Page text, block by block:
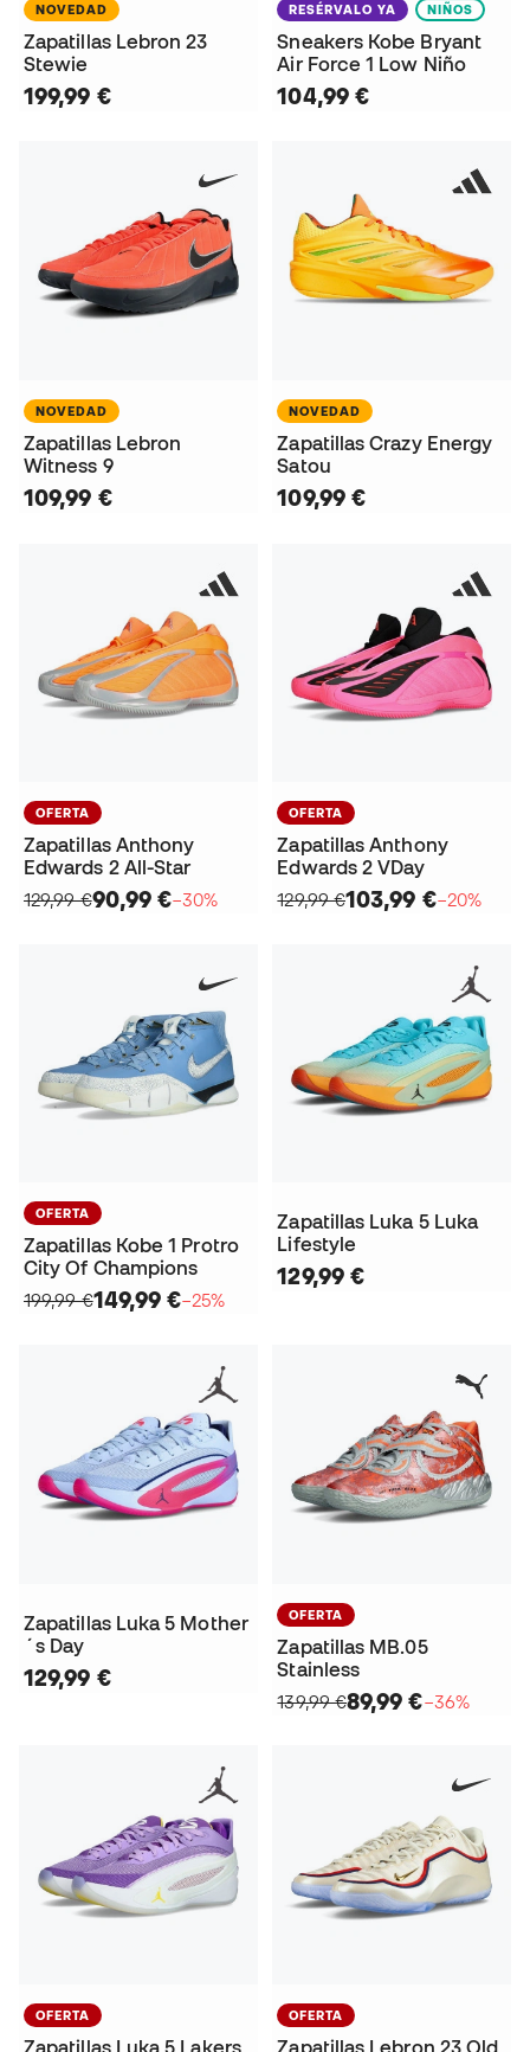
NOVEDAD
Zapatillas Lebron 23
Stewie
199,99 €
RESÉRVALO YA NIÑOS
Sneakers Kobe Bryant
Air Force 1 Low Niño
104,99 €
NOVEDAD
Zapatillas Lebron
Witness 9
109,99 €
NOVEDAD
Zapatillas Crazy Energy
Satou
109,99 €
OFERTA
Zapatillas Anthony
Edwards 2 All-Star
129,99 €90,99 €−30%
OFERTA
Zapatillas Anthony
Edwards 2 VDay
129,99 €103,99 €−20%
OFERTA
Zapatillas Kobe 1 Protro
City Of Champions
199,99 €149,99 €−25%
Zapatillas Luka 5 Luka
Lifestyle
129,99 €
Zapatillas Luka 5 Mother
´s Day
129,99 €
OFERTA
Zapatillas MB.05
Stainless
139,99 €89,99 €−36%
OFERTA
Zapatillas Luka 5 Lakers
OFERTA
Zapatillas Lebron 23 Old